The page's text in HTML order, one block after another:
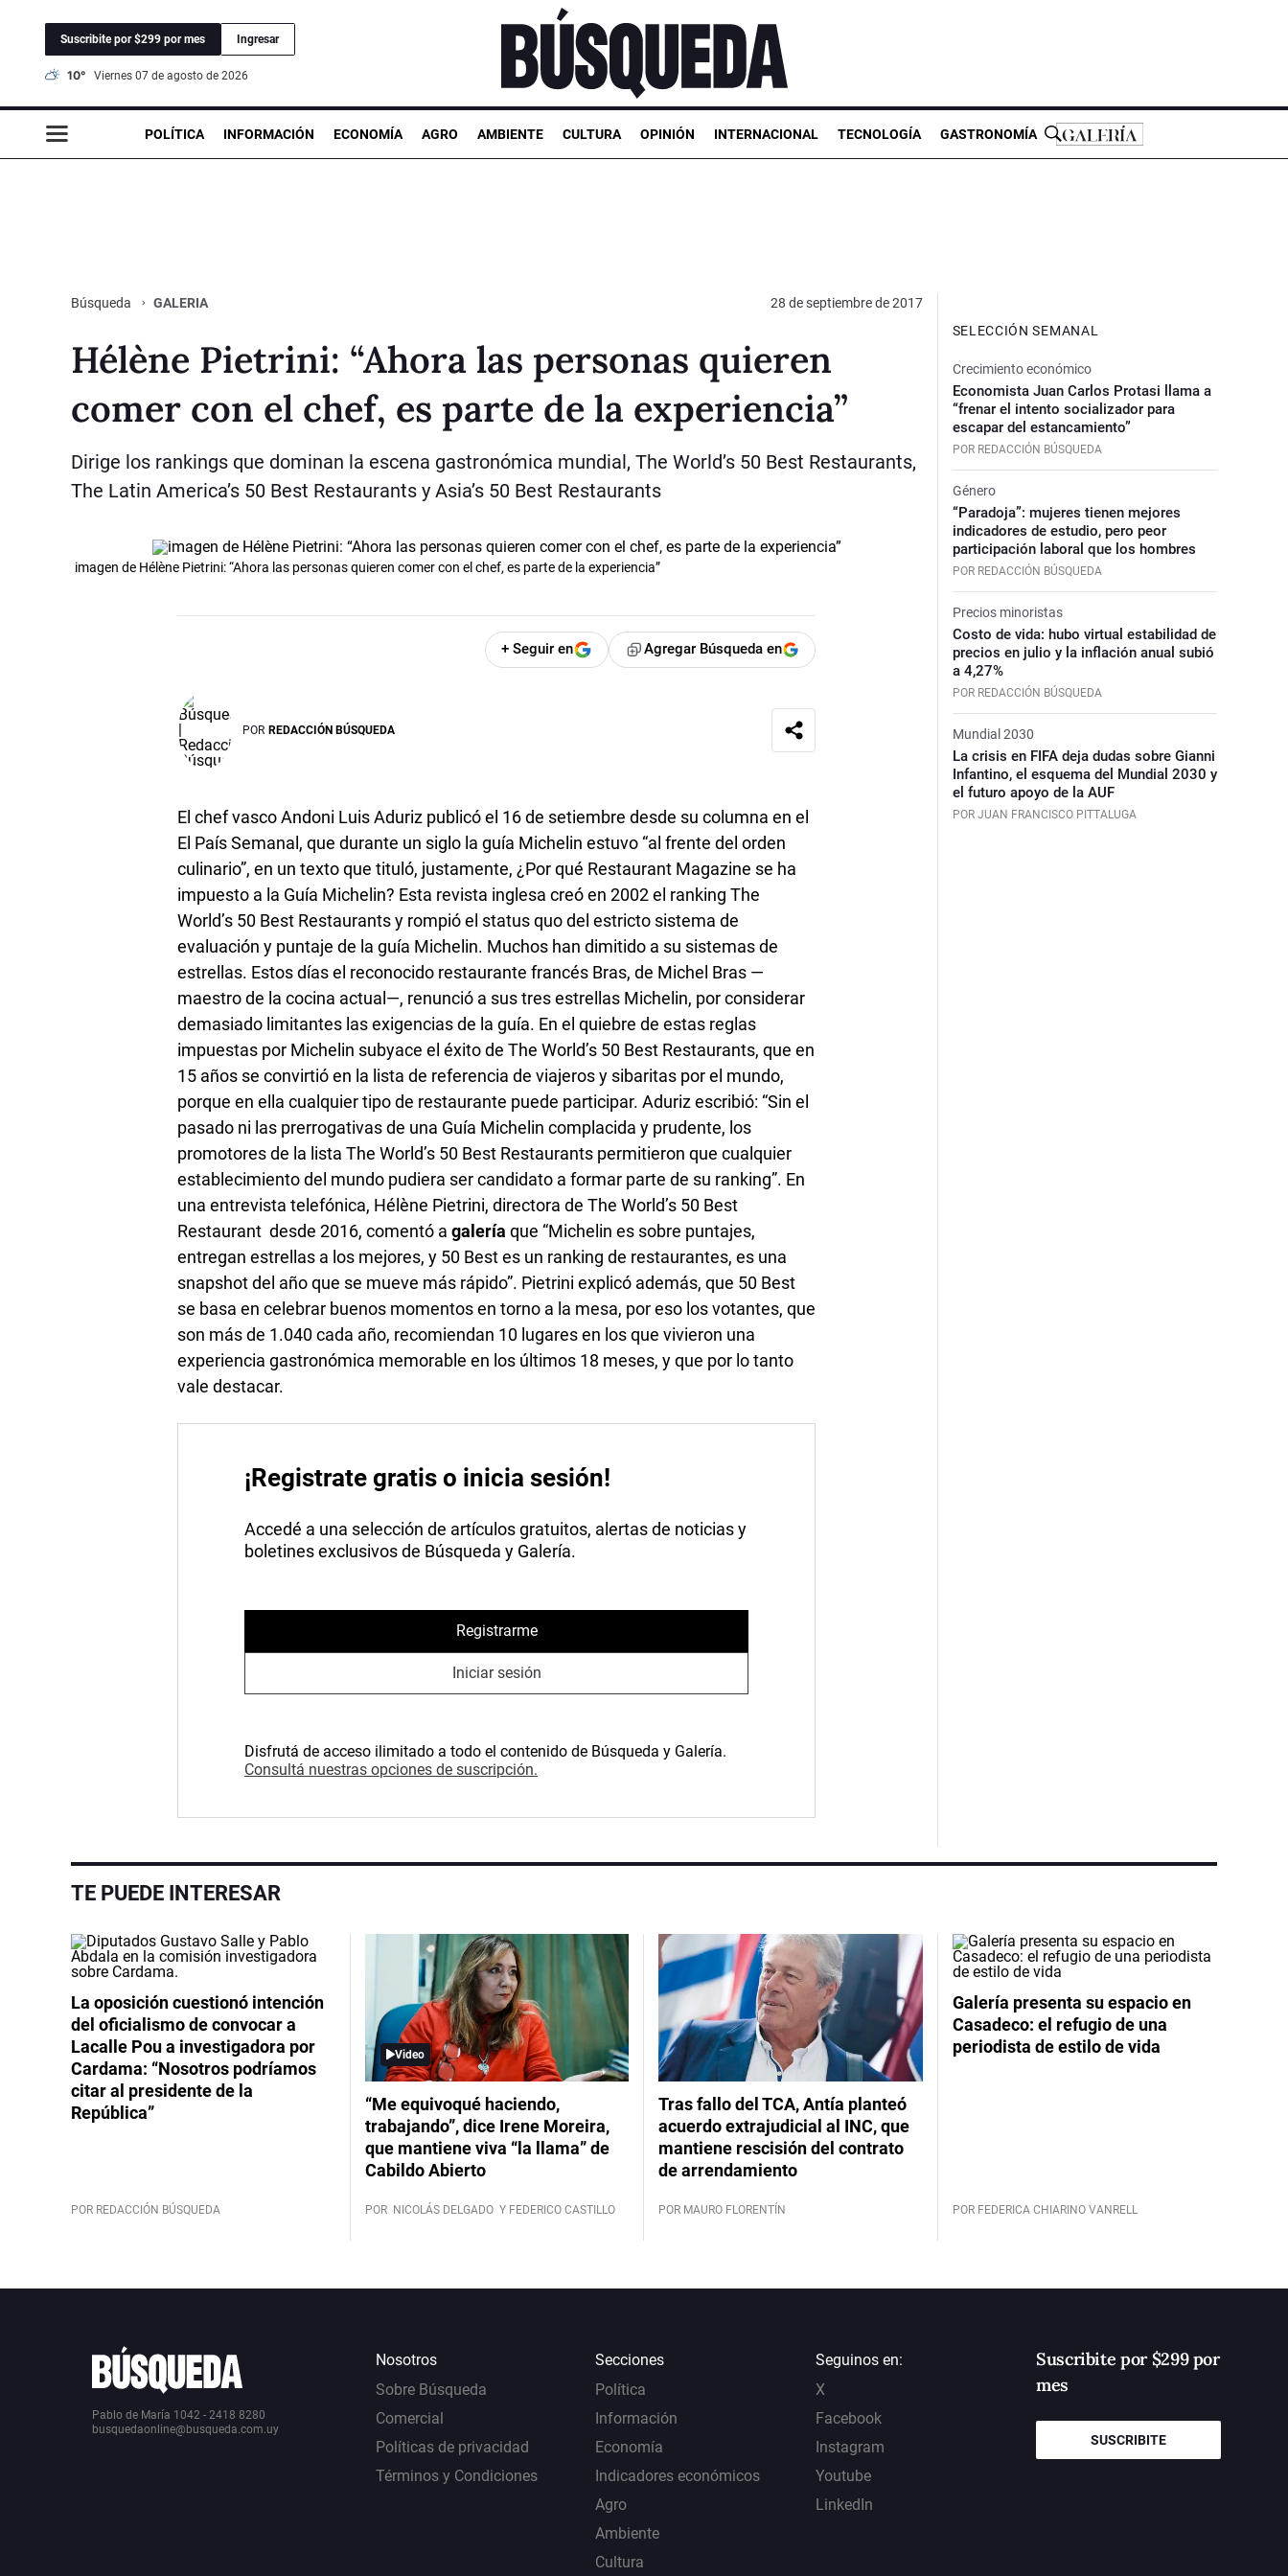
Suscribite por $299 por mes Ingresar
10° viernes 07 de agosto de 2026
POLÍTICA INFORMACIÓN ECONOMÍA AGRO AMBIENTE CULTURA OPINIÓN INTERNACIONAL TECNOLOGÍA GASTRONOMÍA
Búsqueda GALERIA 28 de septiembre de 2017
Hélène Pietrini: “Ahora las personas quieren
comer con el chef, es parte de la experiencia”
Dirige los rankings que dominan la escena gastronómica mundial, The World’s 50 Best Restaurants,
The Latin America’s 50 Best Restaurants y Asia’s 50 Best Restaurants
imagen de Hélène Pietrini: “Ahora las personas quieren comer con el chef, es parte de la experiencia”
+ Seguir en Agregar Búsqueda en
POR REDACCIÓN BÚSQUEDA
El chef vasco Andoni Luis Aduriz publicó el 16 de setiembre desde su columna en el
El País Semanal, que durante un siglo la guía Michelin estuvo “al frente del orden
culinario”, en un texto que tituló, justamente,¿Por qué Restaurant Magazine se ha
impuesto a la Guía Michelin? Esta revista inglesa creó en 2002 el ranking The
World’s 50 Best Restaurants y rompió el status quodel estricto sistema de
evaluación y puntaje de la guía Michelin. Muchos han dimitido a su sistemas de
estrellas. Estos días el reconocido restaurante francés Bras, de Michel Bras —
maestro de la cocina actual—, renunció a sus tres estrellas Michelin, por considerar
demasiado limitantes las exigencias de la guía. En el quiebre de estas reglas
impuestas por Michelin subyace el éxito de The World’s 50 Best Restaurants, que en
15 años se convirtió en la lista de referencia de viajeros y sibaritas por el mundo,
porque en ella cualquier tipo de restaurante puede participar. Aduriz escribió: “Sin el
pasado ni las prerrogativas de una Guía Michelin complacida y prudente, los
promotores de la lista The World’s 50 Best Restaurants permitieron que cualquier
establecimiento del mundo pudiera ser candidato a formar parte de su ranking”. En
una entrevista telefónica, Hélène Pietrini, directora de The World’s 50 Best
Restaurant desde 2016, comentó agalería que “Michelin es sobre puntajes,
entregan estrellas a los mejores, y 50 Best es un ranking de restaurantes, es una
snapshotdel año que se mueve más rápido”. Pietrini explicó además, que 50 Best
se basa en celebrar buenos momentos en torno a la mesa, por eso los votantes, que
son más de 1.040 cada año, recomiendan 10 lugares en los que vivieron una
experiencia gastronómica memorable en los últimos 18 meses, y que por lo tanto
vale destacar.
¡Registrate gratis o inicia sesión!
Accedé a una selección de artículos gratuitos, alertas de noticias y
boletines exclusivos de Búsqueda y Galería.
Registrarme
Iniciar sesión
Disfrutá de acceso ilimitado a todo el contenido de Búsqueda y Galería.
Consultá nuestras opciones de suscripción.
SELECCIÓN SEMANAL
Crecimiento económico
Economista Juan Carlos Protasi llama a
“frenar el intento socializador para
escapar del estancamiento”
POR REDACCIÓN BÚSQUEDA
Género
“Paradoja”: mujeres tienen mejores
indicadores de estudio, pero peor
participación laboral que los hombres
POR REDACCIÓN BÚSQUEDA
Precios minoristas
Costo de vida: hubo virtual estabilidad de
precios en julio y la inflación anual subió
a 4,27%
POR REDACCIÓN BÚSQUEDA
Mundial 2030
La crisis en FIFA deja dudas sobre Gianni
Infantino, el esquema del Mundial 2030 y
el futuro apoyo de la AUF
POR JUAN FRANCISCO PITTALUGA
TE PUEDE INTERESAR
La oposición cuestionó intención
del oficialismo de convocar a
Lacalle Pou a investigadora por
Cardama: “Nosotros podríamos
citar al presidente de la
República”
POR REDACCIÓN BÚSQUEDA
Video
“Me equivoqué haciendo,
trabajando”, dice Irene Moreira,
que mantiene viva “la llama” de
Cabildo Abierto
POR NICOLÁS DELGADO Y FEDERICO CASTILLO
Tras fallo del TCA, Antía planteó
acuerdo extrajudicial al INC, que
mantiene rescisión del contrato
de arrendamiento
POR MAURO FLORENTÍN
Galería presenta su espacio en
Casadeco: el refugio de una
periodista de estilo de vida
POR FEDERICA CHIARINO VANRELL
Pablo de María 1042 - 2418 8280
busquedaonline@busqueda.com.uy
Nosotros
Sobre Búsqueda
Comercial
Políticas de privacidad
Términos y Condiciones
Secciones
Política
Información
Economía
Indicadores económicos
Agro
Ambiente
Cultura
Seguinos en:
X
Facebook
Instagram
Youtube
LinkedIn
Suscribite por $299 por
mes
SUSCRIBITE